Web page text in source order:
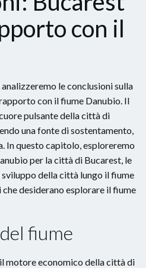
con il
le conclusioni sulla
con il fiume Danubio. Il
pulsante della città di
una fonte di sostentamento,
In questo capitolo, esploreremo
per la città di Bucarest, le
della città lungo il fiume
desiderano esplorare il fiume
fiume
motore economico della città di